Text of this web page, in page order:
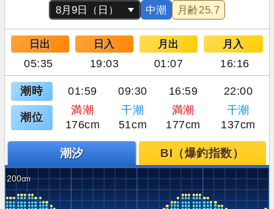
中潮 月齢25.7
日出 日入 月出 月入
05:35 19:03 01:07 16:16
潮時 01:59 09:30 16:59 22:00
潮位
満潮 干潮 満潮
干潮
176cm
51cm 177cm 137cm
潮汐 BI（爆釣指数）
200